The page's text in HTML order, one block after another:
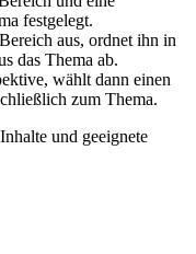
festgelegt.
aus, ordnet ihn in
das Thema ab.
wählt dann einen
zum Thema.
und geeignete